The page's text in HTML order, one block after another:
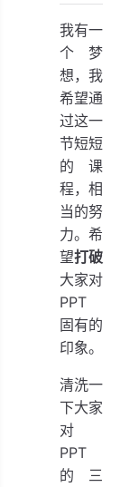
我有一
个梦
想，我
希望通
过这一
节短短
的课
程，相
当的努
力。希
望打破
大家对
PPT
固有的
印象。
清洗一
下大家
对
PPT
的三